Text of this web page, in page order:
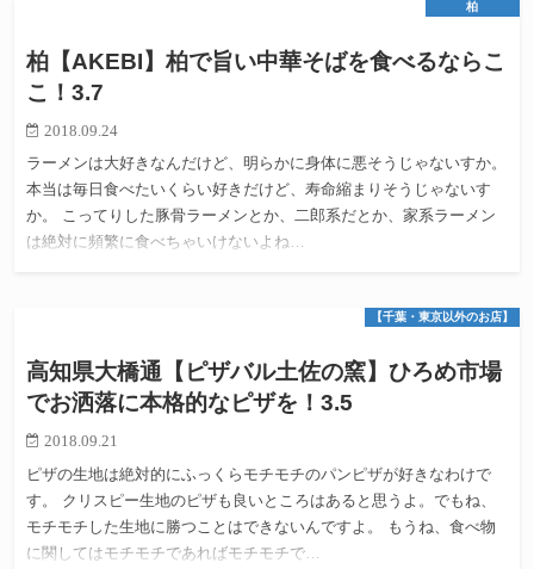
柏
柏【AKEBI】柏で旨い中華そばを食べるならこ
こ！3.7
2018.09.24
ラーメンは大好きなんだけど、明らかに身体に悪そうじゃないすか。
本当は毎日食べたいくらい好きだけど、寿命縮まりそうじゃないす
か。 こってりした豚骨ラーメンとか、二郎系だとか、家系ラーメン
は絶対に頻繁に食べちゃいけないよね…
【千葉・東京以外のお店】
高知県大橋通【ピザバル土佐の窯】ひろめ市場
でお洒落に本格的なピザを！3.5
2018.09.21
ピザの生地は絶対的にふっくらモチモチのパンピザが好きなわけで
す。 クリスピー生地のピザも良いところはあると思うよ。でもね、
モチモチした生地に勝つことはできないんですよ。 もうね、食べ物
に関してはモチモチであればモチモチで…